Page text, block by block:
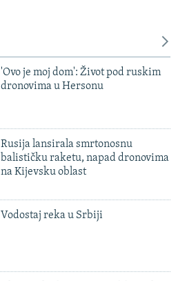
'Ovo je moj dom': Život pod ruskim
dronovima u Hersonu
Rusija lansirala smrtonosnu
balističku raketu, napad dronovima
na Kijevsku oblast
Vodostaj reka u Srbiji